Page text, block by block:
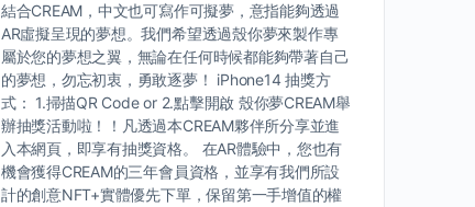
結合CREAM，中文也可寫作可擬夢，意指能夠透過
AR虛擬呈現的夢想。我們希望透過殼你夢來製作專
屬於您的夢想之翼，無論在任何時候都能夠帶著自己
的夢想，勿忘初衷，勇敢逐夢！ iPhone14 抽獎方
式： 1.掃描QR Code or 2.點擊開啟 殼你夢CREAM舉
辦抽獎活動啦！！凡透過本CREAM夥伴所分享並進
入本網頁，即享有抽獎資格。 在AR體驗中，您也有
機會獲得CREAM的三年會員資格，並享有我們所設
計的創意NFT+實體優先下單，保留第一手增值的權